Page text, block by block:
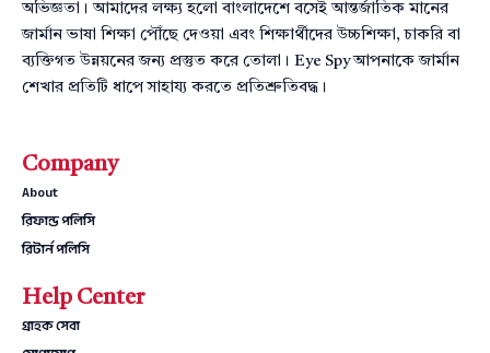
অভিজ্ঞতা। আমাদের লক্ষ্য হলো বাংলাদেশে বসেই আন্তর্জাতিক মানের
জার্মান ভাষা শিক্ষা পৌঁছে দেওয়া এবং শিক্ষার্থীদের উচ্চশিক্ষা, চাকরি বা
ব্যক্তিগত উন্নয়নের জন্য প্রস্তুত করে তোলা। Eye Spy আপনাকে জার্মান
শেখার প্রতিটি ধাপে সাহায্য করতে প্রতিশ্রুতিবদ্ধ।
Company
About
রিফান্ড পলিসি
রিটার্ন পলিসি
Help Center
গ্রাহক সেবা